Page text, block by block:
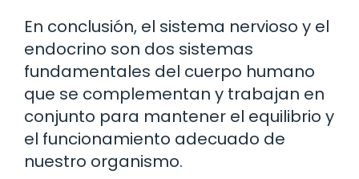
En conclusión, el sistema nervioso y el
endocrino son dos sistemas
fundamentales del cuerpo humano
que se complementan y trabajan en
conjunto para mantener el equilibrio y
el funcionamiento adecuado de
nuestro organismo.